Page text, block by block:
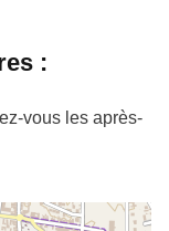
:
vous les après-